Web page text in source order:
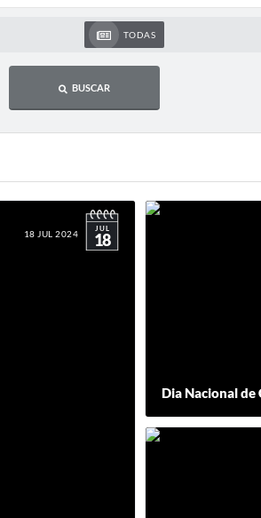
TODAS
BUSCAR
18 JUL 2024 JUL
18
Dia Nacional de